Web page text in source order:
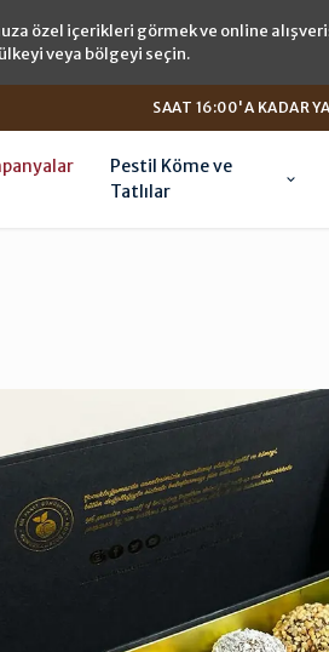
özel içerikleri görmek ve online
veya bölgeyi seçin.
SAAT 16:00'A KADAR
Pestil Köme ve
Tatlılar